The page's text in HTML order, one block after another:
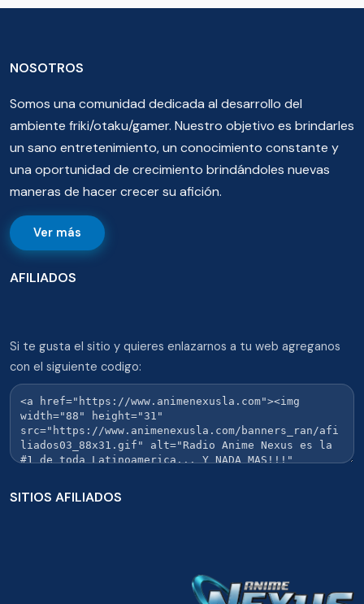
NOSOTROS
Somos una comunidad dedicada al desarrollo del
ambiente friki/otaku/gamer. Nuestro objetivo es brindarles
un sano entretenimiento, un conocimiento constante y
una oportunidad de crecimiento brindándoles nuevas
maneras de hacer crecer su afición.
Ver más
AFILIADOS
Si te gusta el sitio y quieres enlazarnos a tu web agreganos
con el siguiente codigo:
SITIOS AFILIADOS